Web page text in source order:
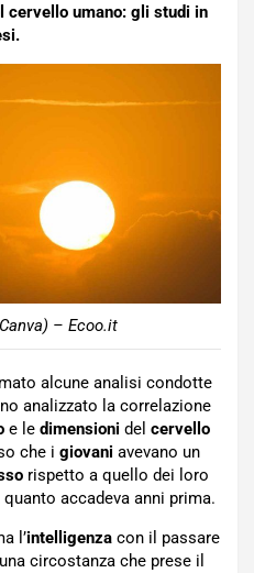
cervello umano: gli studi in
– Ecoo.it
alcune analisi condotte
analizzato la correlazione
e le dimensioni del cervello
che i giovani avevano un
rispetto a quello dei loro
accadeva anni prima.
l’intelligenza con il passare
circostanza che prese il